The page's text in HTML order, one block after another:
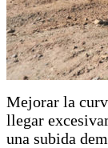
Mejorar la
llegar
una subida